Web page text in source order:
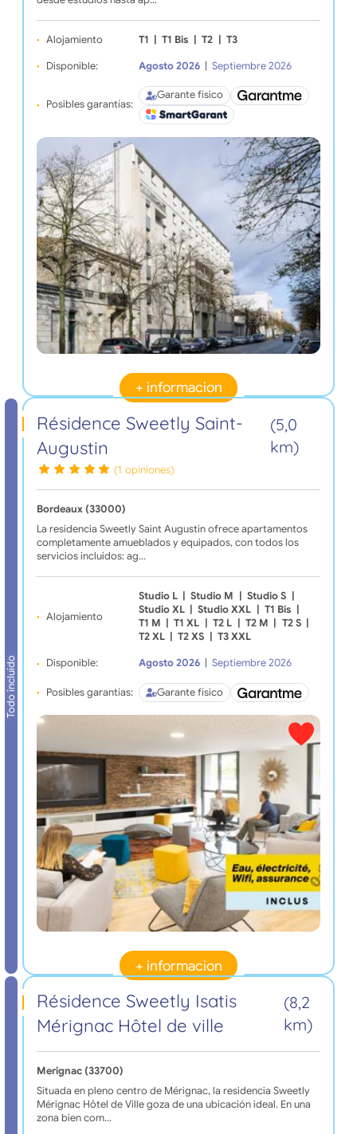
Alojamiento T1 T1 Bis T2 T3
Disponible: Agosto 2026 Septiembre 2026
Posibles garantías:
Garante físico
+ informacion
Todo incluido
Résidence Sweetly Saint-
Augustin
(5,0
km)
(1 opiniones)
Bordeaux (33000)
La residencia Sweetly Saint Augustin ofrece apartamentos
completamente amueblados y equipados, con todos los
servicios incluidos: ag…
Alojamiento
Studio L Studio M Studio S
Studio XL
Studio XXL T1 Bis
T1 M
T1 XL T2 L T2 M T2 S
T2 XL
T2 XS T3 XXL
Disponible: Agosto 2026 Septiembre 2026
Posibles garantías: Garante físico
+ informacion
Résidence Sweetly Isatis
Mérignac Hôtel de ville
(8,2
km)
Merignac (33700)
Situada en pleno centro de Mérignac, la residencia Sweetly
Mérignac Hôtel de Ville goza de una ubicación ideal. En una
zona bien com…